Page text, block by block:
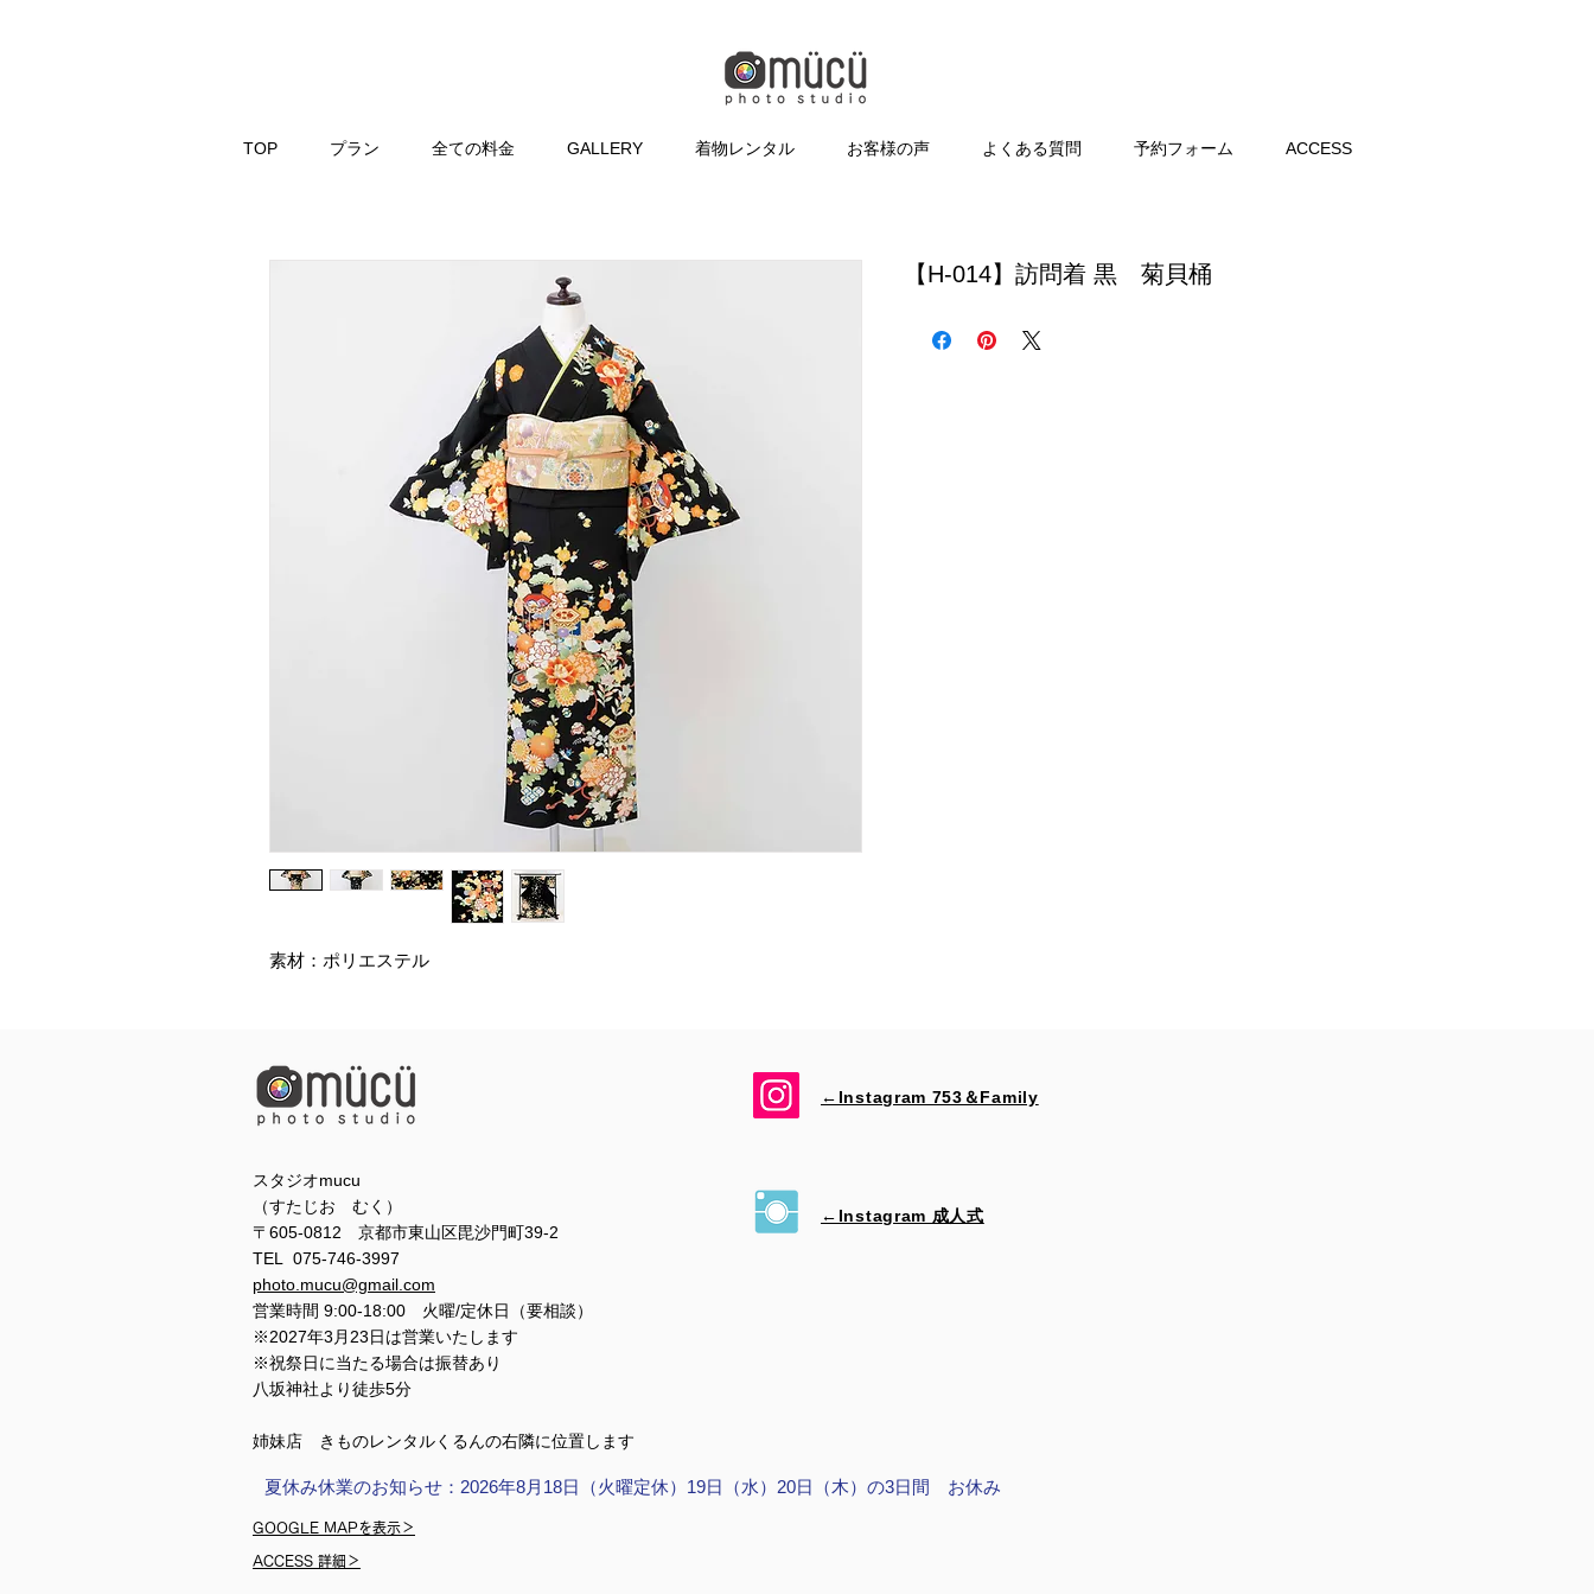
TOP プラン 全ての料金 GALLERY 着物レンタル お客様の声 よくある質問 予約フォーム ACCESS
素材：ポリエステル
【H-014】訪問着 黒 菊貝桶
←Instagram 753＆​Family
スタジオmucu
（すたじお むく）
〒605-0812 京都市東山区毘沙門町39-2
TEL 075-746-3997
photo.mucu@gmail.com
営業時間 9:00-18:00 火曜/定休日（要相談）
※2027年3月23日は営業いたします
※祝祭日に当たる場合は振替あり
​​八坂神社より徒歩5分
姉妹店 きものレンタルくるんの右隣に位置します
←Instagram 成人式
夏休み休業のお知らせ：2026年8月18日（火曜定休）19日（水）20日（木）の3日間 お休み
GOOGLE MAPを表示＞
ACCESS 詳細＞